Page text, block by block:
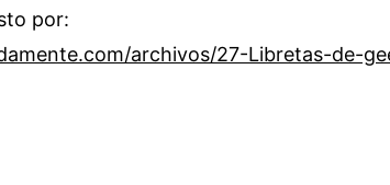
por:
archivos/27-Libretas-de-